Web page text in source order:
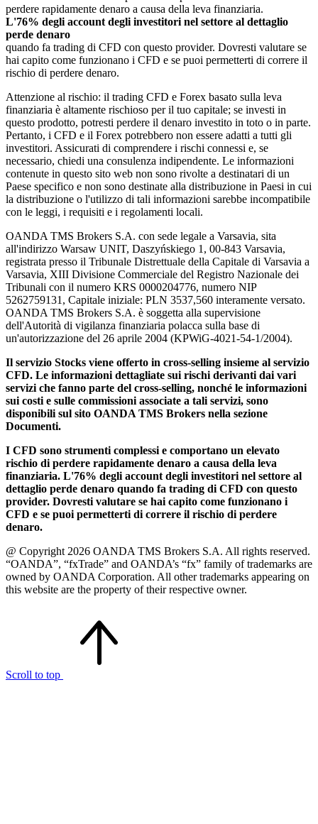
perdere rapidamente denaro a causa della leva finanziaria.
L'76% degli account degli investitori nel settore al dettaglio
perde denaro
quando fa trading di CFD con questo provider. Dovresti valutare se
hai capito come funzionano i CFD e se puoi permetterti di correre il
rischio di perdere denaro.
Attenzione al rischio: il trading CFD e Forex basato sulla leva
finanziaria è altamente rischioso per il tuo capitale; se investi in
questo prodotto, potresti perdere il denaro investito in toto o in parte.
Pertanto, i CFD e il Forex potrebbero non essere adatti a tutti gli
investitori. Assicurati di comprendere i rischi connessi e, se
necessario, chiedi una consulenza indipendente. Le informazioni
contenute in questo sito web non sono rivolte a destinatari di un
Paese specifico e non sono destinate alla distribuzione in Paesi in cui
la distribuzione o l'utilizzo di tali informazioni sarebbe incompatibile
con le leggi, i requisiti e i regolamenti locali.
OANDA TMS Brokers S.A. con sede legale a Varsavia, sita
all'indirizzo Warsaw UNIT, Daszyńskiego 1, 00-843 Varsavia,
registrata presso il Tribunale Distrettuale della Capitale di Varsavia a
Varsavia, XIII Divisione Commerciale del Registro Nazionale dei
Tribunali con il numero KRS 0000204776, numero NIP
5262759131, Capitale iniziale: PLN 3537,560 interamente versato.
OANDA TMS Brokers S.A. è soggetta alla supervisione
dell'Autorità di vigilanza finanziaria polacca sulla base di
un'autorizzazione del 26 aprile 2004 (KPWiG-4021-54-1/2004).
Il servizio Stocks viene offerto in cross-selling insieme al servizio
CFD. Le informazioni dettagliate sui rischi derivanti dai vari
servizi che fanno parte del cross-selling, nonché le informazioni
sui costi e sulle commissioni associate a tali servizi, sono
disponibili sul sito OANDA TMS Brokers nella sezione
Documenti.
I CFD sono strumenti complessi e comportano un elevato
rischio di perdere rapidamente denaro a causa della leva
finanziaria. L'76% degli account degli investitori nel settore al
dettaglio perde denaro quando fa trading di CFD con questo
provider. Dovresti valutare se hai capito come funzionano i
CFD e se puoi permetterti di correre il rischio di perdere
denaro.
@ Copyright 2026 OANDA TMS Brokers S.A. All rights reserved.
“OANDA”, “fxTrade” and OANDA’s “fx” family of trademarks are
owned by OANDA Corporation. All other trademarks appearing on
this website are the property of their respective owner.
Scroll to top